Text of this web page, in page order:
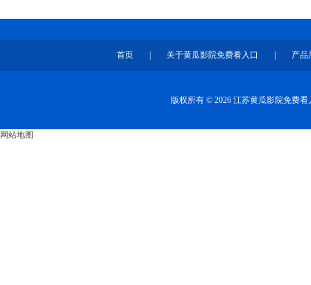
首页 关于黄瓜影院免费看入口 产品
版权所有 © 2026 江苏黄瓜影院免费
网站地图